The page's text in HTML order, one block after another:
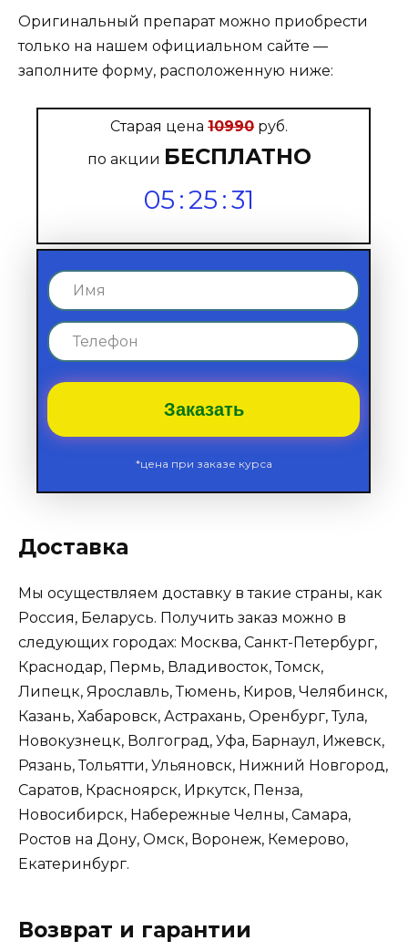
Оригинальный препарат можно приобрести
только на нашем официальном сайте —
заполните форму, расположенную ниже:
Старая цена10990 руб.
по акции БЕСПЛАТНО
05 : 25 : 29
Заказать
*цена при заказе курса
Доставка
Мы осуществляем доставку в такие страны, как
Россия, Беларусь. Получить заказ можно в
следующих городах: Москва, Санкт-Петербург,
Краснодар, Пермь, Владивосток, Томск,
Липецк, Ярославль, Тюмень, Киров, Челябинск,
Казань, Хабаровск, Астрахань, Оренбург, Тула,
Новокузнецк, Волгоград, Уфа, Барнаул, Ижевск,
Рязань, Тольятти, Ульяновск, Нижний Новгород,
Саратов, Красноярск, Иркутск, Пенза,
Новосибирск, Набережные Челны, Самара,
Ростов на Дону, Омск, Воронеж, Кемерово,
Екатеринбург.
Возврат и гарантии